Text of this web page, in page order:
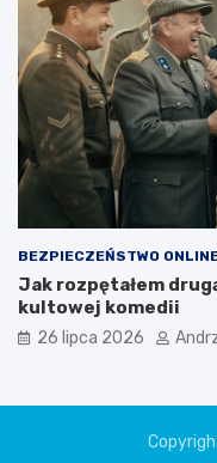
BEZPIECZEŃSTWO
Jak rozpętałem
kultowej komedii
26 lipca 2026